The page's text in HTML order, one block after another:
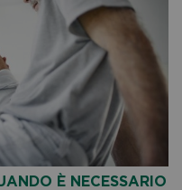
È NECESSARIO